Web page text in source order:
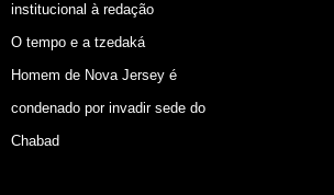
institucional à redação
O tempo e a tzedaká
Homem de Nova Jersey é
condenado por invadir sede do
Chabad